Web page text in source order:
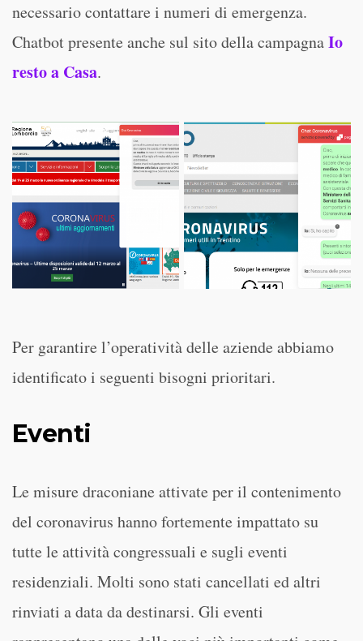
necessario contattare i numeri di emergenza.
Chatbot presente anche sul sito della campagnaIo
resto a Casa.
Per garantire l’operatività delle aziende abbiamo
identificato i seguenti bisogni prioritari.
Eventi
Le misure draconiane attivate per il contenimento
del coronavirus hanno fortemente impattato su
tutte le attività congressuali e sugli eventi
residenziali. Molti sono stati cancellati ed altri
rinviati a data da destinarsi. Gli eventi